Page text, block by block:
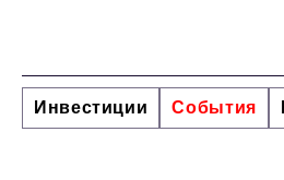
Инвестиции События